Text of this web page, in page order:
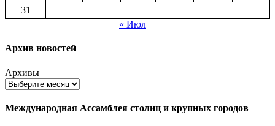
31
« Июл
Архив новостей
Архивы
Международная Ассамблея столиц и крупных городов